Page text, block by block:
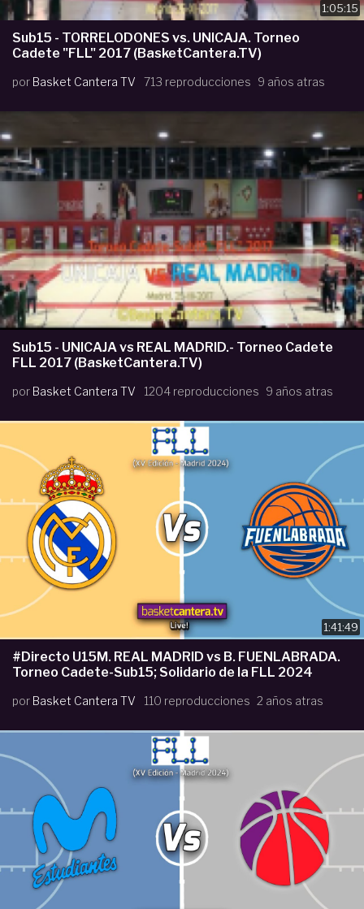
1:05:15
Sub15 - TORRELODONES vs. UNICAJA. Torneo
Cadete "FLL" 2017 (BasketCantera.TV)
por Basket Cantera TV 713 reproducciones 9 años atras
Sub15 - UNICAJA vs REAL MADRID.- Torneo Cadete
FLL 2017 (BasketCantera.TV)
por Basket Cantera TV 1204 reproducciones 9 años atras
1:41:49
#Directo U15M. REAL MADRID vs B. FUENLABRADA.
Torneo Cadete-Sub15; Solidario de la FLL 2024
por Basket Cantera TV 110 reproducciones 2 años atras